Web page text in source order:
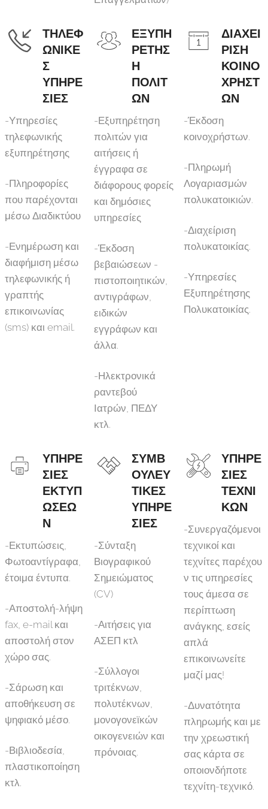
ΤΗΛΕΦ
ΩΝΙΚΕ
Σ
ΥΠΗΡΕ
ΣΙΕΣ
-Υπηρεσίες
τηλεφωνικής
εξυπηρέτησης
-Πληροφορίες
που παρέχονται
μέσω Διαδικτύου
-Ενημέρωση και
διαφήμιση μέσω
τηλεφωνικής ή
γραπτής
επικοινωνίας
(sms) και email.
ΕΞΥΠΗ
ΡΕΤΗΣ
Η
ΠΟΛΙΤ
ΩΝ
-Εξυπηρέτηση
πολιτών για
αιτήσεις ή
έγγραφα σε
διάφορους φορείς
και δημόσιες
υπηρεσίες
-Έκδοση
βεβαιώσεων -
πιστοποιητικών,
αντιγράφων,
ειδικών
εγγράφων και
άλλα.
-Ηλεκτρονικά
ραντεβού
Ιατρών, ΠΕΔΥ
κτλ.
ΔΙΑΧΕΙ
ΡΙΣΗ
ΚΟΙΝΟ
ΧΡΗΣΤ
ΩΝ
-Έκδοση
κοινοχρήστων.
-Πληρωμή
Λογαριασμών
πολυκατοικιών.
-Διαχείριση
πολυκατοικίας.
-Υπηρεσίες
Εξυπηρέτησης
Πολυκατοικίας.
ΥΠΗΡΕ
ΣΙΕΣ
ΕΚΤΥΠ
ΩΣΕΩ
Ν
-Εκτυπώσεις,
Φωτοαντίγραφα,
έτοιμα έντυπα.
-Αποστολή-λήψη
fax, e-mail και
αποστολή στον
χώρο σας.
-Σάρωση και
αποθήκευση σε
ψηφιακό μέσο.
-Βιβλιοδεσία,
πλαστικοποίηση
κτλ.
ΣΥΜΒ
ΟΥΛΕΥ
ΤΙΚΕΣ
ΥΠΗΡΕ
ΣΙΕΣ
-Σύνταξη
Βιογραφικού
Σημειώματος
(CV)
-Αιτήσεις για
ΑΣΕΠ κτλ
-Σύλλογοι
τριτέκνων,
πολυτέκνων,
μονογονεϊκών
οικογενειών και
πρόνοιας.
ΥΠΗΡΕ
ΣΙΕΣ
ΤΕΧΝΙ
ΚΩΝ
-Συνεργαζόμενοι
τεχνικοί και
τεχνίτες παρέχου
ν τις υπηρεσίες
τους άμεσα σε
περίπτωση
ανάγκης, εσείς
απλά
επικοινωνείτε
μαζί μας!
-Δυνατότητα
πληρωμής και με
την χρεωστική
σας κάρτα σε
οποιονδήποτε
τεχνίτη-τεχνικό.